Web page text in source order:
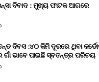
ବିବାଦ : ମୁଖ୍ୟ ଫାଟକ ଆଗରେ
ଦିବସ :୪୦ କିମି ଦୂରରେ ଥିବା
ଗାଁ ଭାବେ ପାଇଛି ସ୍ବତନ୍ତ୍ର ପରିଚୟ